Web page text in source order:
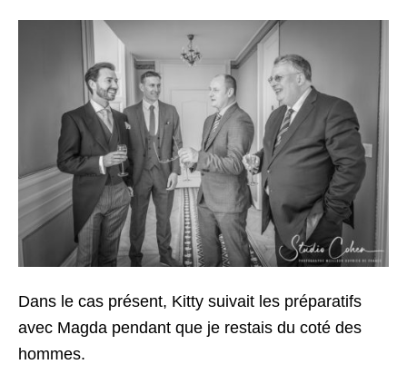
Dans le cas présent, Kitty suivait les préparatifs
avec Magda pendant que je restais du coté des
hommes.